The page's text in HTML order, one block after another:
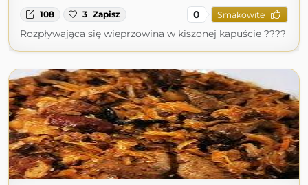
108 3 Zapisz 0 Smakowite
Rozpływająca się wieprzowina w kiszonej kapuście ????